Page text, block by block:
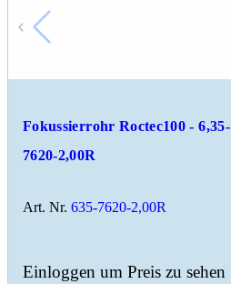
Fokussierrohr Roctec100 - 6,35-
7620-2,00R
Art. Nr. 635-7620-2,00R
Einloggen um Preis zu sehen